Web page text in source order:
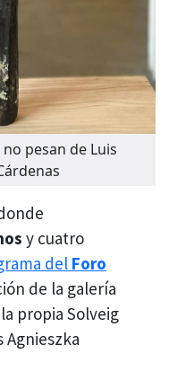
pesan de Luis
y cuatro
del Foro
de la galería
propia Solveig
Agnieszka